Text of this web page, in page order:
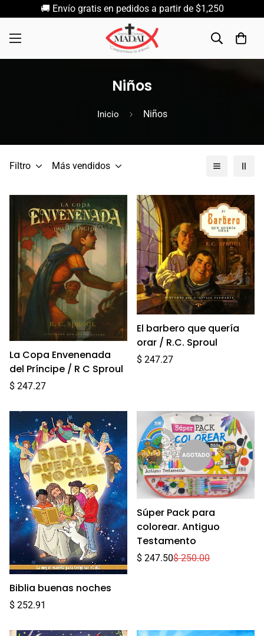
🚚 Envío gratis en pedidos a partir de $1,250
Niños
Inicio Niños
Filtro Más vendidos
La Copa Envenenada
del Príncipe / R C Sproul
Precio
$ 247.27
El barbero que quería
orar / R.C. Sproul
Precio
$ 247.27
Biblia buenas noches
Precio
$ 252.91
AGOTADO
Súper Pack para
colorear. Antiguo
Testamento
Precio
$ 247.50Precio
$ 250.00